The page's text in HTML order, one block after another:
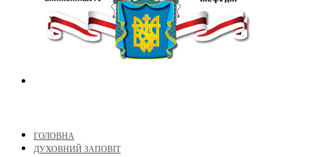
ГОЛОВНА
ДУХОВНИЙ ЗАПОВІТ